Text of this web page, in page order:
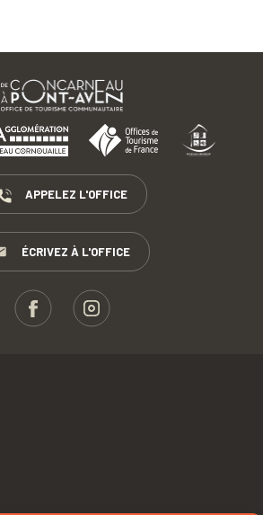
APPELEZ L'OFFICE
ÉCRIVEZ À L'OFFICE